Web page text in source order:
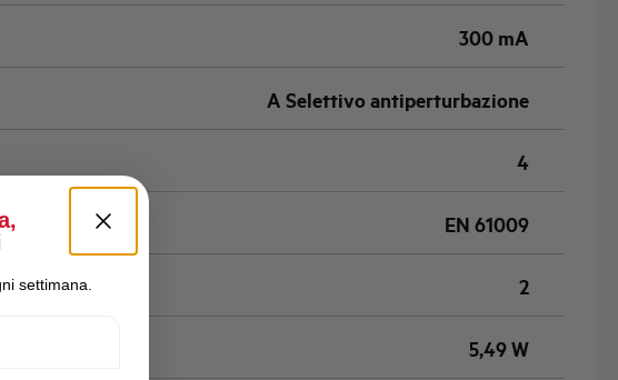
300 mA
A Selettivo antiperturbazione
4
EN 61009
2
5,49 W
settimana.